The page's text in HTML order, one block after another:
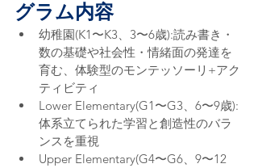
グラム内容
幼稚園(K1〜K3、3〜6歳):読み書き・
数の基礎や社会性・情緒面の発達を
育む、体験型のモンテッソーリ+アク
ティビティ
Lower Elementary(G1〜G3、6〜9歳):
体系立てられた学習と創造性のバラ
ンスを重視
Upper Elementary(G4〜G6、9〜12